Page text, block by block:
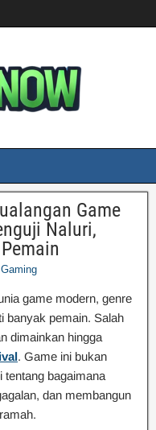
Game
Naluri,
Gaming
game modern, genre
banyak pemain. Salah
dimainkan hingga
. Game ini bukan
tentang bagaimana
dan membangun